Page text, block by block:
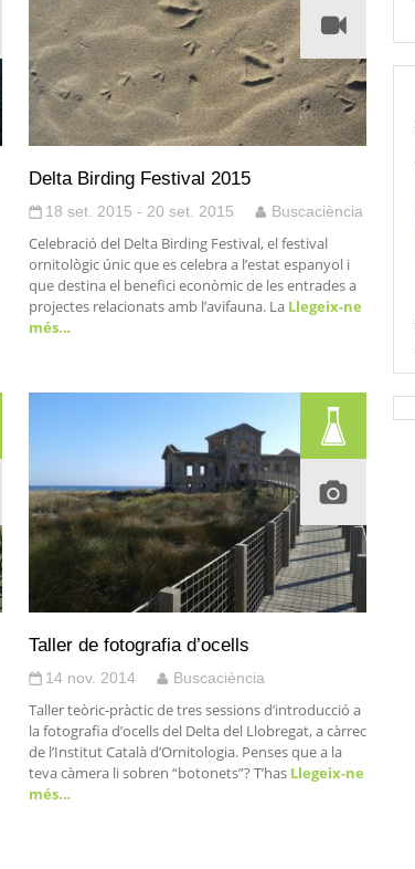
Delta Birding Festival 2015
18 set. 2015 - 20 set. 2015 Buscaciència
Celebració del Delta Birding Festival, el festival
ornitològic únic que es celebra a l’estat espanyol i
que destina el benefici econòmic de les entrades a
projectes relacionats amb l’avifauna. LaLlegeix-ne
més…
Taller de fotografia d’ocells
14 nov. 2014 Buscaciència
Taller teòric-pràctic de tres sessions d’introducció a
la fotografia d’ocells del Delta del Llobregat, a càrrec
de l’Institut Català d’Ornitologia. Penses que a la
teva càmera li sobren “botonets”? T’hasLlegeix-ne
més…